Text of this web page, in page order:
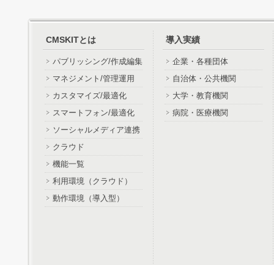
CMSKITとは
パブリッシング/作成編集
マネジメント/管理運用
カスタマイズ/最適化
スマートフォン/最適化
ソーシャルメディア連携
クラウド
機能一覧
利用環境（クラウド）
動作環境（導入型）
導入実績
企業・各種団体
自治体・公共機関
大学・教育機関
病院・医療機関